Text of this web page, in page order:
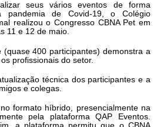
seus vários eventos de forma
pandemia de Covid-19, o Colégio
realizou o Congresso CBNA Pet em
11 e 12 de maio.
400 participantes) demonstra a
profissionais do setor.
técnica dos participantes e a
e colegas.
formato híbrido, presencialmente na
pela plataforma QAP Eventos.